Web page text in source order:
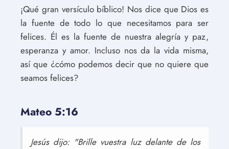
¡Qué gran versículo bíblico! Nos dice que Dios es
la fuente de todo lo que necesitamos para ser
felices. Él es la fuente de nuestra alegría y paz,
esperanza y amor. Incluso nos da la vida misma,
así que ¿cómo podemos decir que no quiere que
seamos felices?
Mateo 5:16
Jesús dijo: "Brille vuestra luz delante de los